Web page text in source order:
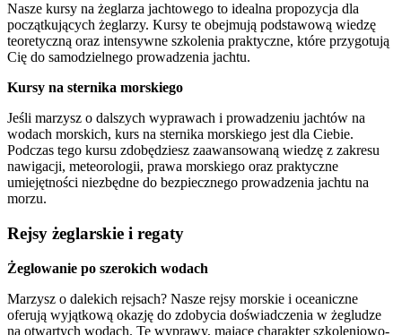
Nasze kursy na żeglarza jachtowego to idealna propozycja dla
początkujących żeglarzy. Kursy te obejmują podstawową wiedzę
teoretyczną oraz intensywne szkolenia praktyczne, które przygotują
Cię do samodzielnego prowadzenia jachtu.
Kursy na sternika morskiego
Jeśli marzysz o dalszych wyprawach i prowadzeniu jachtów na
wodach morskich, kurs na sternika morskiego jest dla Ciebie.
Podczas tego kursu zdobędziesz zaawansowaną wiedzę z zakresu
nawigacji, meteorologii, prawa morskiego oraz praktyczne
umiejętności niezbędne do bezpiecznego prowadzenia jachtu na
morzu.
Rejsy żeglarskie i regaty
Żeglowanie po szerokich wodach
Marzysz o dalekich rejsach? Nasze rejsy morskie i oceaniczne
oferują wyjątkową okazję do zdobycia doświadczenia w żegludze
na otwartych wodach. Te wyprawy, mające charakter szkoleniowo-